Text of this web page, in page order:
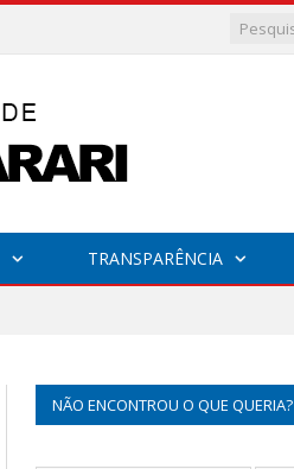
TRANSPARÊNCIA
NÃO ENCONTROU O QUE QUERIA?